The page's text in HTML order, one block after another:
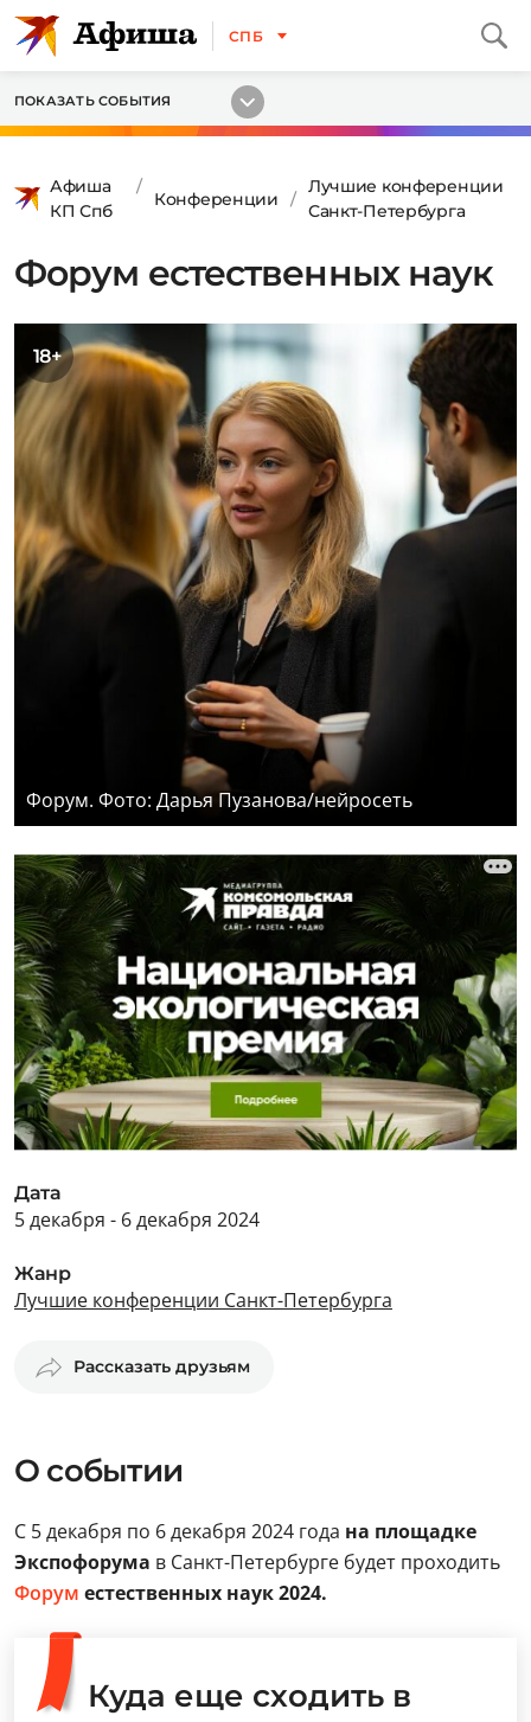
СПБ
ПОКАЗАТЬ СОБЫТИЯ
Афиша
КП Спб
Конференции
Лучшие конференции
Санкт-Петербурга
Форум естественных наук
18+
Форум. Фото: Дарья Пузанова/нейросеть
Дата
5 декабря - 6 декабря 2024
Жанр
Лучшие конференции Санкт-Петербурга
Рассказать друзьям
О событии
С 5 декабря по 6 декабря 2024 года на площадке
Экспофорума в Санкт-Петербурге будет проходить
Форум естественных наук 2024.
Куда еще сходить в